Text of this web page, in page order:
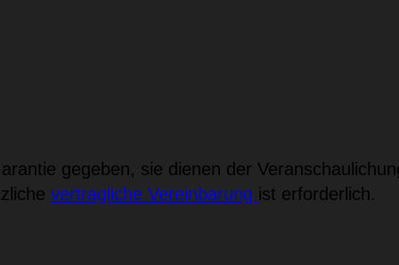
gegeben, sie dienen der
vertragliche Vereinbarung ist erforderlich.